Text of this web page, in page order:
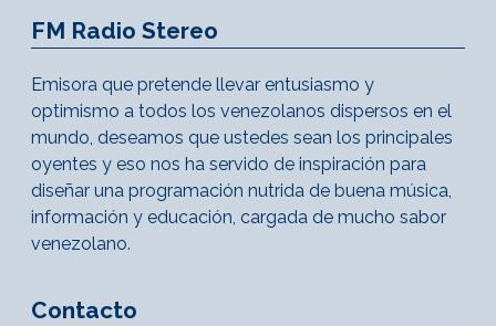
FM Radio Stereo
Emisora que pretende llevar entusiasmo y
optimismo a todos los venezolanos dispersos en el
mundo, deseamos que ustedes sean los principales
oyentes y eso nos ha servido de inspiración para
diseñar una programación nutrida de buena música,
información y educación, cargada de mucho sabor
venezolano.
Contacto